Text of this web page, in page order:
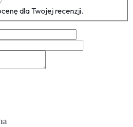
dla Twojej recenzji.